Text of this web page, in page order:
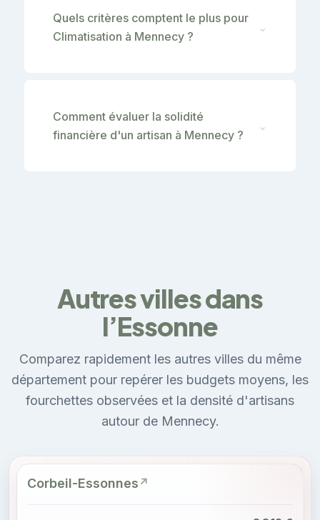
Quels critères comptent le plus pour
Climatisation à Mennecy ?
⌄
Comment évaluer la solidité
financière d'un artisan à Mennecy ?
⌄
Autres villes dans
l’Essonne
Comparez rapidement les autres villes du même
département pour repérer les budgets moyens, les
fourchettes observées et la densité d'artisans
autour de Mennecy.
Corbeil-Essonnes